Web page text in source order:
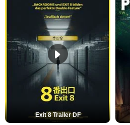
Exit 8 Trailer DF